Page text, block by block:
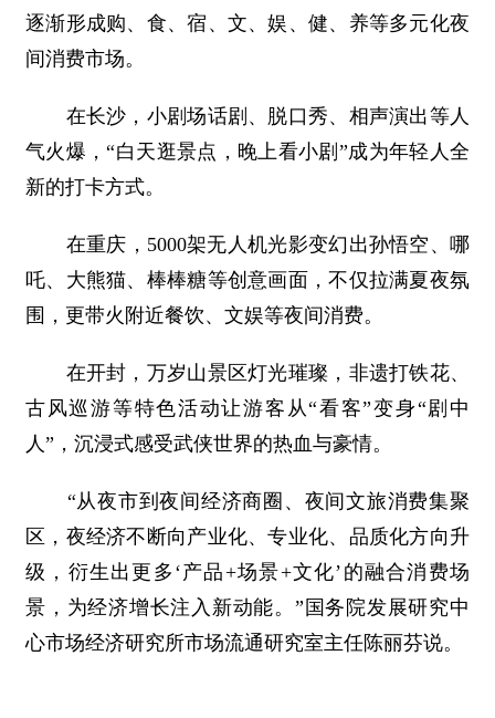
逐渐形成购、食、宿、文、娱、健、养等多元化夜
间消费市场。
在长沙，小剧场话剧、脱口秀、相声演出等人
气火爆，“白天逛景点，晚上看小剧”成为年轻人全
新的打卡方式。
在重庆，5000架无人机光影变幻出孙悟空、哪
吒、大熊猫、棒棒糖等创意画面，不仅拉满夏夜氛
围，更带火附近餐饮、文娱等夜间消费。
在开封，万岁山景区灯光璀璨，非遗打铁花、
古风巡游等特色活动让游客从“看客”变身“剧中
人”，沉浸式感受武侠世界的热血与豪情。
“从夜市到夜间经济商圈、夜间文旅消费集聚
区，夜经济不断向产业化、专业化、品质化方向升
级，衍生出更多‘产品+场景+文化’的融合消费场
景，为经济增长注入新动能。”国务院发展研究中
心市场经济研究所市场流通研究室主任陈丽芬说。